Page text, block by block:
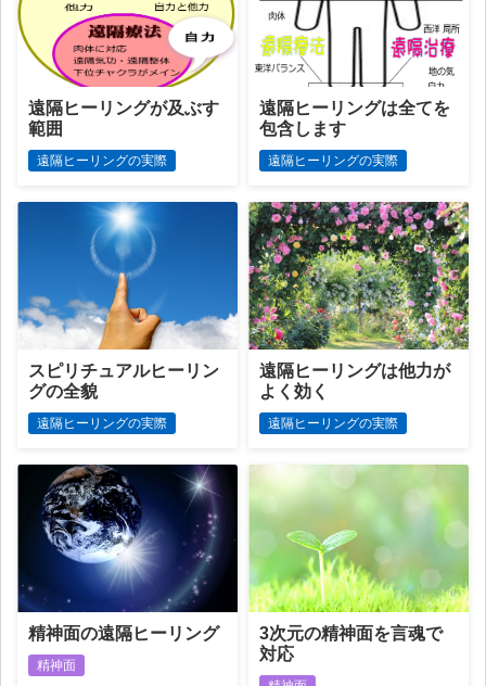
遠隔ヒーリングが及ぶす
範囲
遠隔ヒーリングの実際
遠隔ヒーリングは全てを
包含します
遠隔ヒーリングの実際
スピリチュアルヒーリン
グの全貌
遠隔ヒーリングの実際
遠隔ヒーリングは他力が
よく効く
遠隔ヒーリングの実際
精神面の遠隔ヒーリング
精神面
3次元の精神面を言魂で
対応